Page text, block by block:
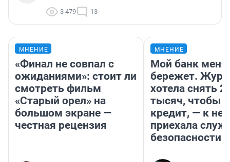
3 479 13
МНЕНИЕ
«Финал не совпал с
ожиданиями»: стоит ли
смотреть фильм
«Старый орел» на
большом экране —
честная рецензия
МНЕНИЕ
Мой банк меня
бережет.
хотела снять
тысяч, чтобы
кредит, — к
приехала
безопасности